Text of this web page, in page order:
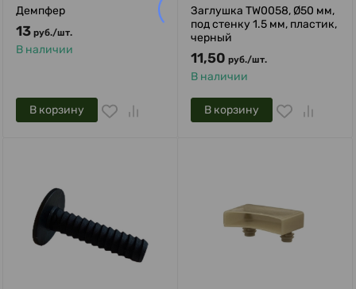
Демпфер
13 руб./шт.
В наличии
В корзину
Заглушка TW0058, Ø50 мм,
под стенку 1.5 мм, пластик,
черный
11,50 руб./шт.
В наличии
В корзину